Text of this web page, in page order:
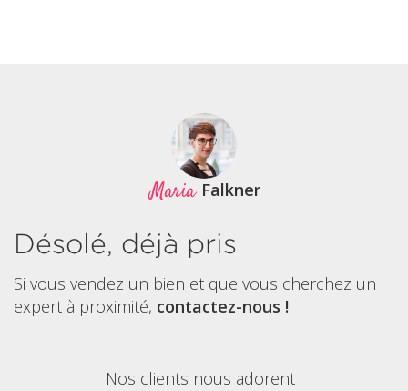
Maria Falkner
Désolé, déjà pris
Si vous vendez un bien et que vous cherchez un
expert à proximité, contactez-nous !
Nos clients nous adorent !